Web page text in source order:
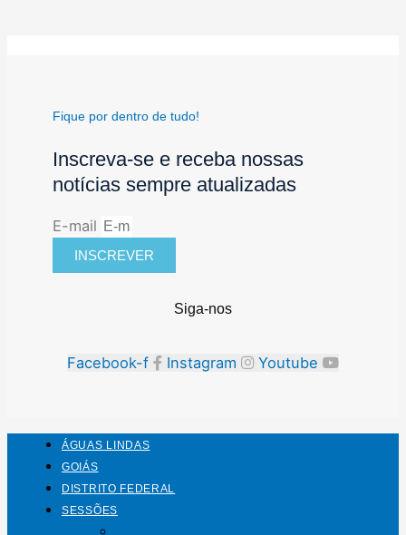
Fique por dentro de tudo!
Inscreva-se e receba nossas
notícias sempre atualizadas
E-mail
INSCREVER
Siga-nos
Facebook-f Instagram Youtube
ÁGUAS LINDAS
GOIÁS
DISTRITO FEDERAL
SESSÕES